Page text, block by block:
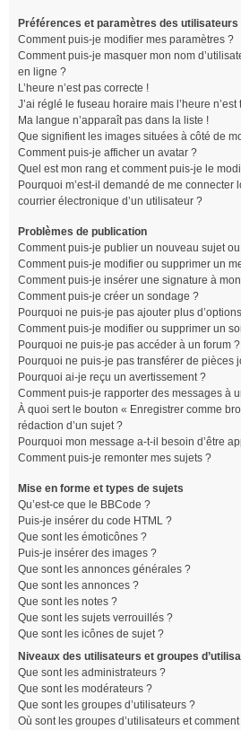
Préférences et paramètres des utilisateurs
Comment puis-je modifier mes paramètres ?
Comment puis-je masquer mon nom
en ligne ?
L’heure n’est pas correcte !
J’ai réglé le fuseau horaire mais l’heure
Ma langue n’apparaît pas dans la liste !
Que signifient les images situées à côté de
Comment puis-je afficher un avatar ?
Quel est mon rang et comment puis-je le
Pourquoi m’est-il demandé de me
courrier électronique d’un utilisateur ?
Problèmes de publication
Comment puis-je publier un nouveau sujet
Comment puis-je modifier ou supprimer un
Comment puis-je insérer une signature à
Comment puis-je créer un sondage ?
Pourquoi ne puis-je pas ajouter plus
Comment puis-je modifier ou supprimer un
Pourquoi ne puis-je pas accéder à un forum ?
Pourquoi ne puis-je pas transférer de pièces
Pourquoi ai-je reçu un avertissement ?
Comment puis-je rapporter des messages à
À quoi sert le bouton « Enregistrer comme
rédaction d’un sujet ?
Pourquoi mon message a-t-il besoin d’être
Comment puis-je remonter mes sujets ?
Mise en forme et types de sujets
Qu’est-ce que le BBCode ?
Puis-je insérer du code HTML ?
Que sont les émoticônes ?
Puis-je insérer des images ?
Que sont les annonces générales ?
Que sont les annonces ?
Que sont les notes ?
Que sont les sujets verrouillés ?
Que sont les icônes de sujet ?
Niveaux des utilisateurs et groupes
Que sont les administrateurs ?
Que sont les modérateurs ?
Que sont les groupes d’utilisateurs ?
Où sont les groupes d’utilisateurs et